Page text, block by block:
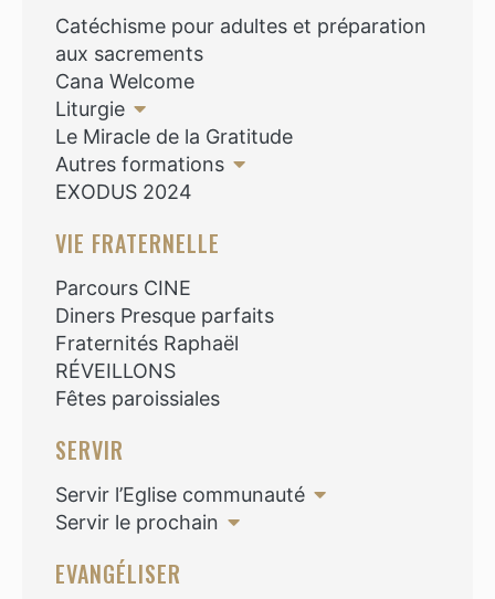
Catéchisme pour adultes et préparation
aux sacrements
Cana Welcome
Liturgie
Le Miracle de la Gratitude
Autres formations
EXODUS 2024
VIE FRATERNELLE
Parcours CINE
Diners Presque parfaits
Fraternités Raphaël
RÉVEILLONS
Fêtes paroissiales
SERVIR
Servir l’Eglise communauté
Servir le prochain
EVANGÉLISER